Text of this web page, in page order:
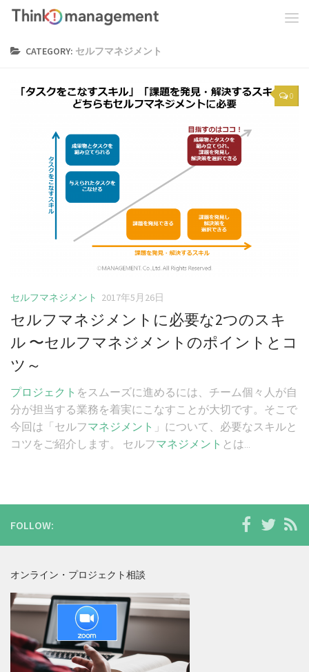
CATEGORY: セルフマネジメント
0
セルフマネジメント 2017年5月26日
セルフマネジメントに必要な2つのスキ
ル 〜セルフマネジメントのポイントとコ
ツ～
プロジェクト をスムーズに進めるには、チーム個々人が自
分が担当する業務を着実にこなすことが大切です。そこで
今回は「セルフマネジメント 」について、必要なスキルと
コツをご紹介します。 セルフマネジメント とは...
FOLLOW:
オンライン・プロジェクト相談